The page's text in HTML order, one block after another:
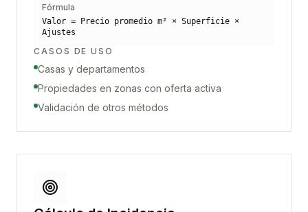
Fórmula
Valor = Precio promedio m² × Superficie ×
Ajustes
CASOS DE USO
Casas y departamentos
Propiedades en zonas con oferta activa
Validación de otros métodos